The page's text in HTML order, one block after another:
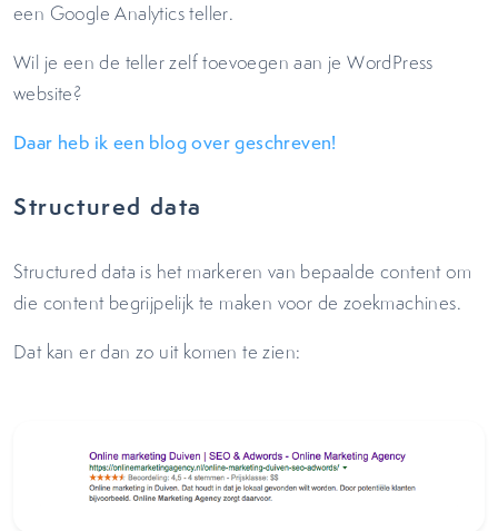
een Google Analytics teller.
Wil je een de teller zelf toevoegen aan je WordPress
website?
Daar heb ik een blog over geschreven!
Structured data
Structured data is het markeren van bepaalde content om
die content begrijpelijk te maken voor de zoekmachines.
Dat kan er dan zo uit komen te zien: